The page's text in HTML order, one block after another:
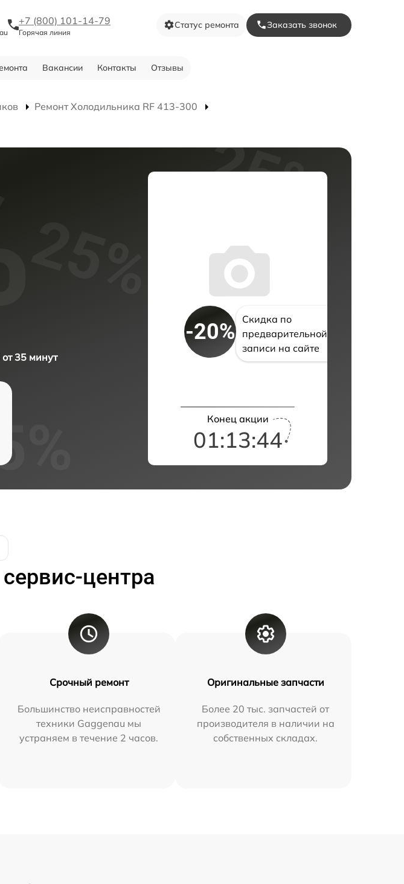
+7 (800) 101-14-79
Горячая линия
Статус ремонта Заказать звонок
Вакансии Контакты Отзывы
Ремонт Холодильника RF 413-300
35 минут
-20%
Скидка по
предварительной
записи на сайте
Конец акции
01:13:43
центра
Срочный ремонт
Большинство неисправностей
техники Gaggenau мы
устраняем в течение 2 часов.
Оригинальные запчасти
Более 20 тыс. запчастей от
производителя в наличии на
собственных складах.